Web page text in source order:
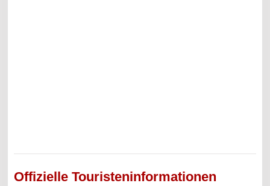
Offizielle Touristeninformationen